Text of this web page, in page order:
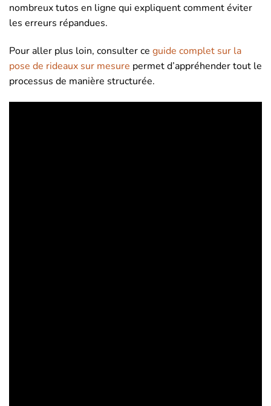
nombreux tutos en ligne qui expliquent comment éviter
les erreurs répandues.
Pour aller plus loin, consulter ce guide complet sur la
pose de rideaux sur mesure permet d’appréhender tout le
processus de manière structurée.